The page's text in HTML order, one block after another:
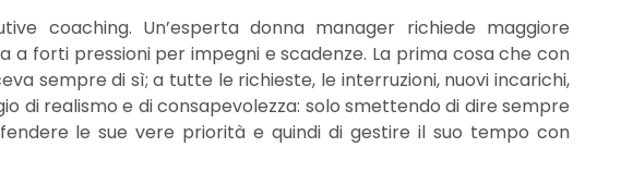
coaching. Un’esperta donna manager richiede maggiore
forti pressioni per impegni e scadenze. La prima cosa che con
sempre di sì; a tutte le richieste, le interruzioni, nuovi incarichi,
di realismo e di consapevolezza: solo smettendo di dire sempre
le sue vere priorità e quindi di gestire il suo tempo con